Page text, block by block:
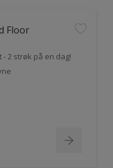
Floor
2 strøk på en dag!